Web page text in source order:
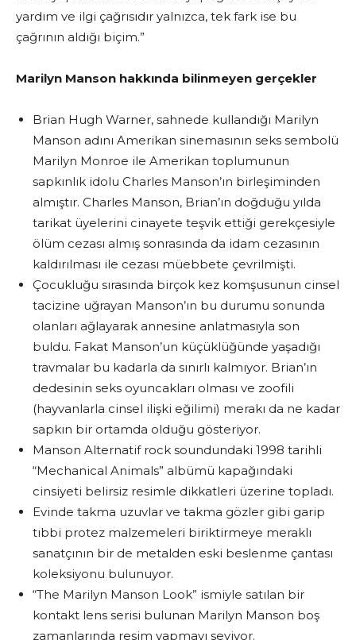
yardım ve ilgi çağrısıdır yalnızca, tek fark ise bu
çağrının aldığı biçim.”
Marilyn Manson hakkında bilinmeyen gerçekler
Brian Hugh Warner, sahnede kullandığı Marilyn
Manson adını Amerikan sinemasının seks sembolü
Marilyn Monroe ile Amerikan toplumunun
sapkınlık idolu Charles Manson’ın birleşiminden
almıştır. Charles Manson, Brian’ın doğduğu yılda
tarikat üyelerini cinayete teşvik ettiği gerekçesiyle
ölüm cezası almış sonrasında da idam cezasının
kaldırılması ile cezası müebbete çevrilmişti.
Çocukluğu sırasında birçok kez komşusunun cinsel
tacizine uğrayan Manson’ın bu durumu sonunda
olanları ağlayarak annesine anlatmasıyla son
buldu. Fakat Manson’un küçüklüğünde yaşadığı
travmalar bu kadarla da sınırlı kalmıyor. Brian’ın
dedesinin seks oyuncakları olması ve zoofili
(hayvanlarla cinsel ilişki eğilimi) merakı da ne kadar
sapkın bir ortamda olduğu gösteriyor.
Manson Alternatif rock soundundaki 1998 tarihli
“Mechanical Animals” albümü kapağındaki
cinsiyeti belirsiz resimle dikkatleri üzerine topladı.
Evinde takma uzuvlar ve takma gözler gibi garip
tıbbi protez malzemeleri biriktirmeye meraklı
sanatçının bir de metalden eski beslenme çantası
koleksiyonu bulunuyor.
“The Marilyn Manson Look” ismiyle satılan bir
kontakt lens serisi bulunan Marilyn Manson boş
zamanlarında resim yapmayı seviyor.